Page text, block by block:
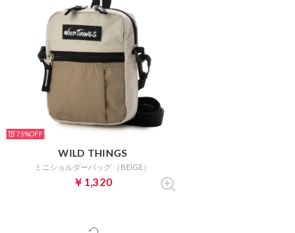
75%
WILD THINGS
ミニショルダーバッグ （BEIGE）
￥1,320